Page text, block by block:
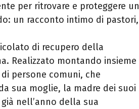
per ritrovare e proteggere un
un racconto intimo di pastori,
di recupero della
Realizzato montando insieme
persone comuni, che
sua moglie, la madre dei suoi
nell’anno della sua